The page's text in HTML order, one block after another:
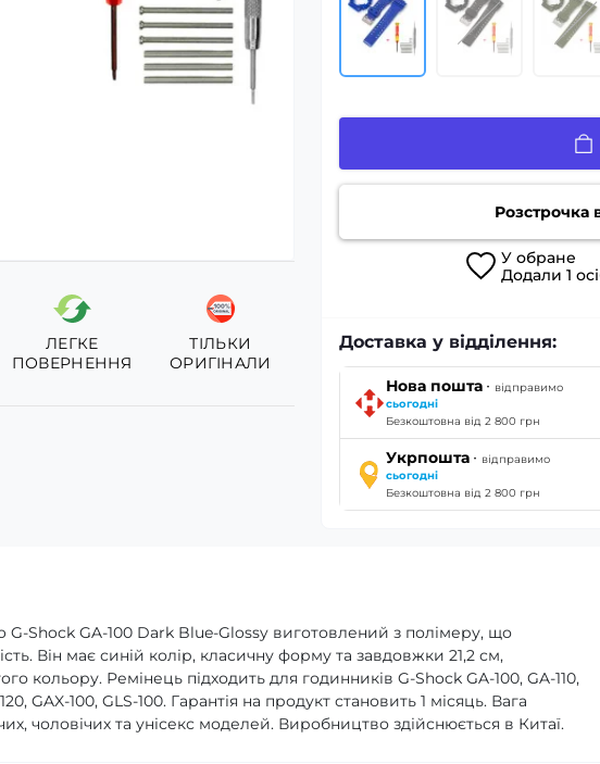
ЛЕГКЕ
ПОВЕРНЕННЯ
ТІЛЬКИ
ОРИГІНАЛИ
Розстрочка
У обране
Додали 1
Доставка у відділення:
Нова пошта · відправимо
сьогодні
Безкоштовна від 2 800 грн
Укрпошта · відправимо
сьогодні
Безкоштовна від 2 800 грн
G-Shock GA-100 Dark Blue-Glossy виготовлений з полімеру, що
Він має синій колір, класичну форму та завдовжки 21,2 см,
кольору. Ремінець підходить для годинників G-Shock GA-100, GA-110,
GAX-100, GLS-100. Гарантія на продукт становить 1 місяць. Вага
чоловічих та унісекс моделей. Виробництво здійснюється в Китаї.